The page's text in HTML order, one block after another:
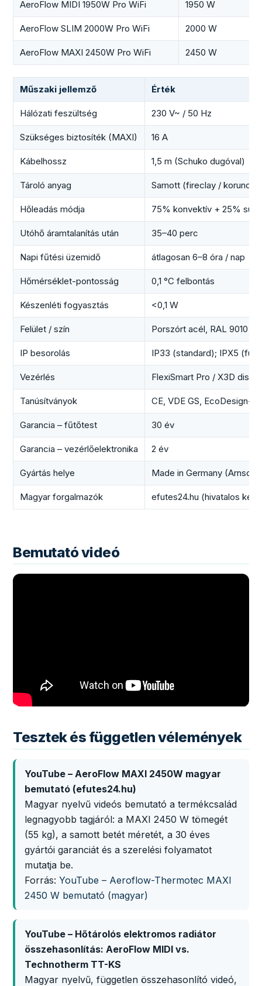
AeroFlow MIDI 1950W Pro WiFi 1950 W
AeroFlow SLIM 2000W Pro WiFi 2000 W
AeroFlow MAXI 2450W Pro WiFi 2450 W
Műszaki jellemző Érték
Hálózati feszültség 230 V~ / 50 Hz
Szükséges biztosíték (MAXI) 16 A
Kábelhossz 1,5 m (Schuko dugóval)
Tároló anyag Samott (fireclay / korund,
Hőleadás módja 75% konvektív + 25%
Utóhő áramtalanítás után 35–40 perc
Napi fűtési üzemidő átlagosan 6–8 óra / nap
Hőmérséklet-pontosság 0,1 °C felbontás
Készenléti fogyasztás <0,1 W
Felület / szín Porszórt acél, RAL 9010
IP besorolás IP33 (standard); IPX5
Vezérlés FlexiSmart Pro / X3D
Tanúsítványok CE, VDE GS, EcoDesign-
Garancia – fűtőtest 30 év
Garancia – vezérlőelektronika 2 év
Gyártás helye Made in Germany
Magyar forgalmazók efutes24.hu (hivatalos
Bemutató videó
Tesztek és független vélemények
YouTube – AeroFlow MAXI 2450W magyar
bemutató (efutes24.hu)
Magyar nyelvű videós bemutató a termékcsalád
legnagyobb tagjáról: a MAXI 2450 W tömegét
(55 kg), a samott betét méretét, a 30 éves
gyártói garanciát és a szerelési folyamatot
mutatja be.
Forrás: YouTube – Aeroflow-Thermotec MAXI
2450 W bemutató (magyar)
YouTube – Hőtárolós elektromos radiátor
összehasonlítás: AeroFlow MIDI vs.
Technotherm TT-KS
Magyar nyelvű, független összehasonlító videó,